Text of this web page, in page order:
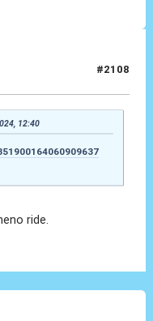
#2108
12:40
ride.